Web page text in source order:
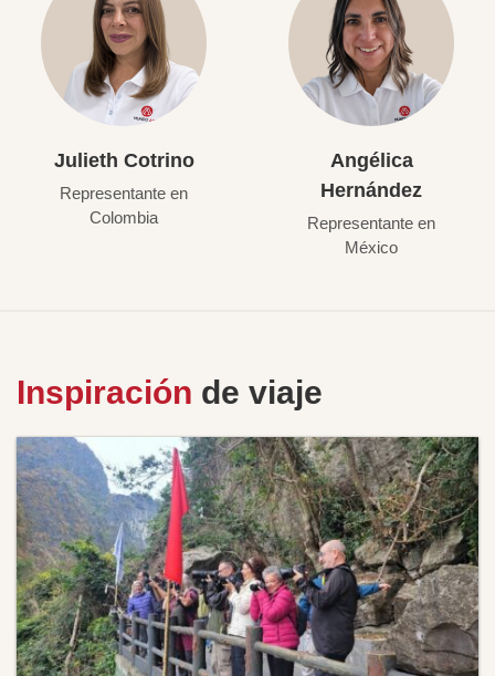
Julieth Cotrino
Representante en
Colombia
Angélica
Hernández
Representante en
México
Inspiración de viaje